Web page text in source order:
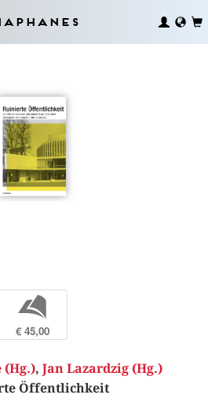
b
€ 45,00
(Hg.), Jan Lazardzig (Hg.)
Öffentlichkeit